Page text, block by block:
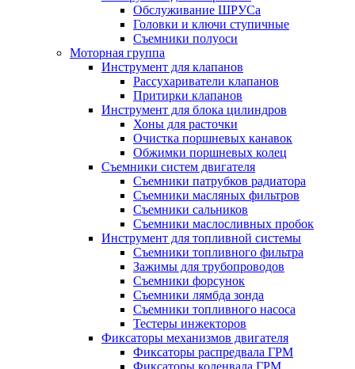
Обслуживание ШРУСа
Головки и ключи ступичные
Съемники полуоси
Моторная группа
Инструмент для клапанов
Рассухариватели клапанов
Притирки клапанов
Инструмент для блока цилиндров
Хоны для расточки
Очистка поршневых канавок
Обжимки поршневых колец
Съемники систем двигателя
Съемники патрубков радиатора
Съемники масляных фильтров
Съемники сальников
Съемники маслосливных пробок
Инструмент для топливной системы
Съемники топливного фильтра
Зажимы для трубопроводов
Съемники форсунок
Съемники лямбда зонда
Съемники топливного насоса
Тестеры инжекторов
Фиксаторы механизмов двигателя
Фиксаторы распредвала ГРМ
Фиксаторы коленвала ГРМ